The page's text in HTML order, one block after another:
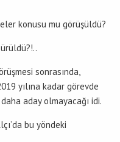
konusu mu görüşüldü?
sonrasında,
yılına kadar görevde
aday olmayacağı idi.
bu yöndeki